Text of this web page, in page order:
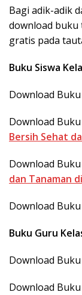
Bagi adik-adik
download buku
gratis pada
Buku Siswa
Download Buku
Download Buku
Bersih Sehat
Download Buku
dan Tanaman
Download Buku
Buku Guru
Download Buku
Download Buku